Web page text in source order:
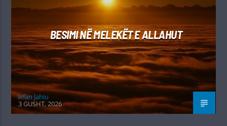
BESIMI NË MELEKËT E ALLAHUT
Irfan Jahiu
3 GUSHT, 2026